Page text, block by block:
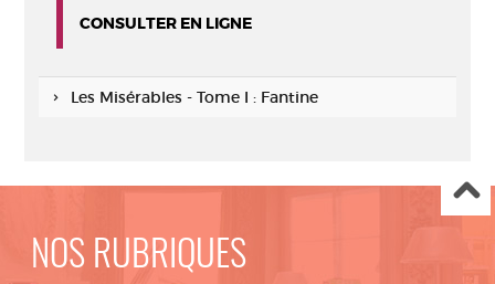
CONSULTER EN LIGNE
Les Misérables - Tome I : Fantine
NOS RUBRIQUES